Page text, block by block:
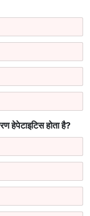
हेपेटाइटिस होता है?